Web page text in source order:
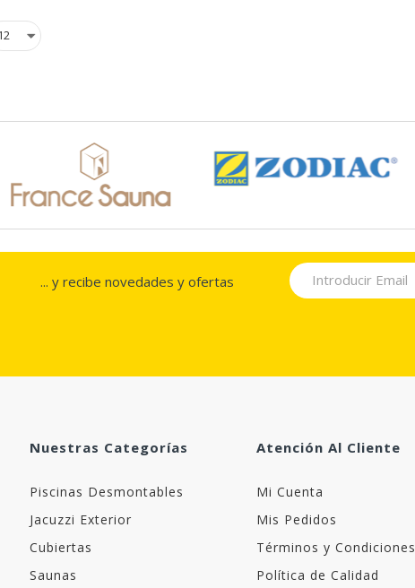
... y recibe novedades y ofertas
Nuestras Categorías
Piscinas Desmontables
Jacuzzi Exterior
Cubiertas
Saunas
Atención Al Cliente
Mi Cuenta
Mis Pedidos
Términos y Condiciones
Política de Calidad